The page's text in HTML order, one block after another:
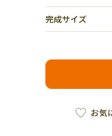
完成サイズ
お気